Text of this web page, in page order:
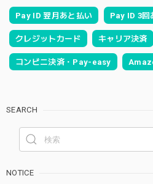
Pay ID 翌月あと払い Pay ID 3回
クレジットカード キャリア決済
コンビニ決済・Pay-easy
SEARCH
NOTICE